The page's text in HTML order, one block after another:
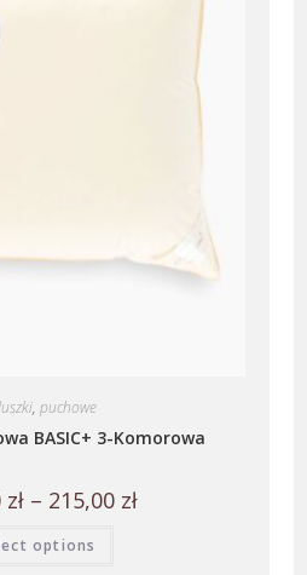
, puchowe
BASIC+ 3-Komorowa
zł – 215,00 zł
options